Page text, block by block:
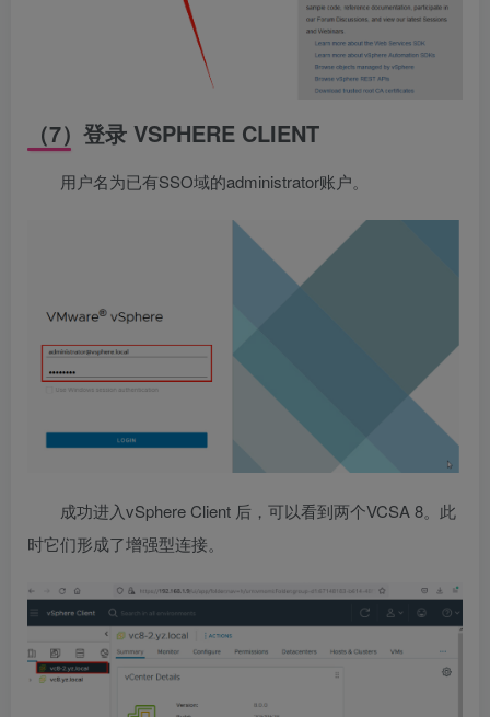
（7）登录 VSPHERE CLIENT
用户名为已有SSO域的administrator账户。
成功进入vSphere Client 后，可以看到两个VCSA 8。此
时它们形成了增强型连接。